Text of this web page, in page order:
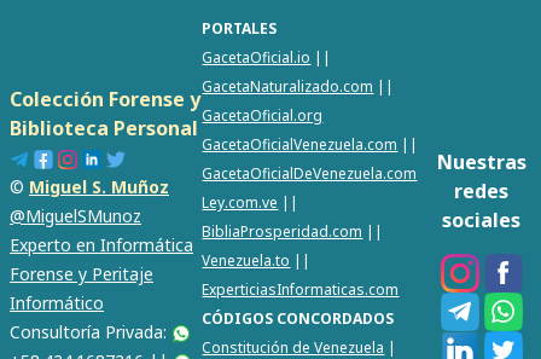
Colección Forense y
Biblioteca Personal
© Miguel S. Muñoz
@MiguelSMunoz
Experto en Informática
Forense y Peritaje
Informático
Consultoría Privada:
PORTALES
GacetaOficial.io ||
GacetaNaturalizado.com ||
GacetaOficial.org
GacetaOficialVenezuela.com ||
GacetaOficialDeVenezuela.com
Ley.com.ve ||
BibliaProsperidad.com ||
Venezuela.to ||
ExperticiasInformaticas.com
CÓDIGOS CONCORDADOS
Constitución de Venezuela |
Nuestras
redes
sociales